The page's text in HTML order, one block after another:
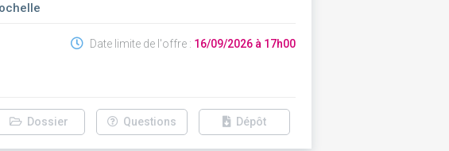
Date limite de l'offre : 16/09/2026 à 17h00
Dossier Questions Dépôt